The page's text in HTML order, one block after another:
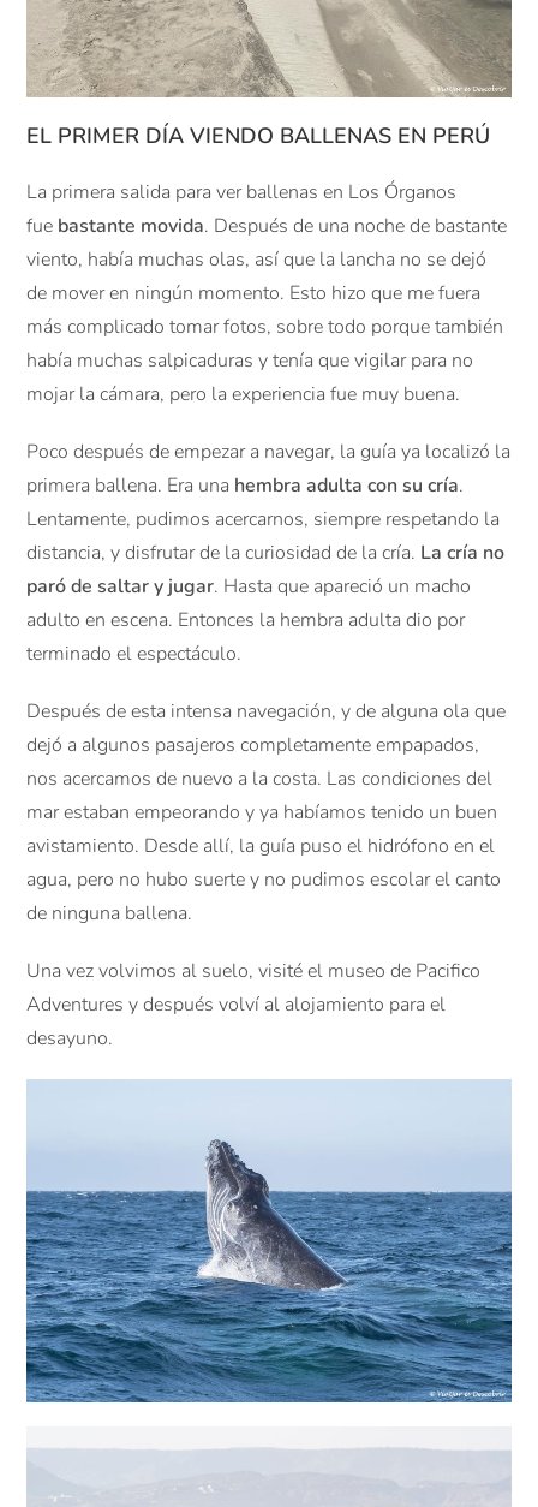
EL PRIMER DÍA VIENDO BALLENAS EN PERÚ
La primera salida para ver ballenas en Los Órganos
fue bastante movida. Después de una noche de bastante
viento, había muchas olas, así que la lancha no se dejó
de mover en ningún momento. Esto hizo que me fuera
más complicado tomar fotos, sobre todo porque también
había muchas salpicaduras y tenía que vigilar para no
mojar la cámara, pero la experiencia fue muy buena.
Poco después de empezar a navegar, la guía ya localizó la
primera ballena. Era una hembra adulta con su cría.
Lentamente, pudimos acercarnos, siempre respetando la
distancia, y disfrutar de la curiosidad de la cría. La cría no
paró de saltar y jugar. Hasta que apareció un macho
adulto en escena. Entonces la hembra adulta dio por
terminado el espectáculo.
Después de esta intensa navegación, y de alguna ola que
dejó a algunos pasajeros completamente empapados,
nos acercamos de nuevo a la costa. Las condiciones del
mar estaban empeorando y ya habíamos tenido un buen
avistamiento. Desde allí, la guía puso el hidrófono en el
agua, pero no hubo suerte y no pudimos escolar el canto
de ninguna ballena.
Una vez volvimos al suelo, visité el museo de Pacifico
Adventures y después volví al alojamiento para el
desayuno.